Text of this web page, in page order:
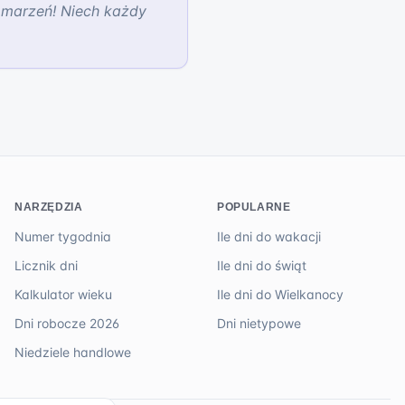
Niech każdy
NARZĘDZIA
Numer tygodnia
Licznik dni
Kalkulator wieku
Dni robocze 2026
Niedziele handlowe
POPULARNE
Ile dni do wakacji
Ile dni do świąt
Ile dni do Wielkanocy
Dni nietypowe